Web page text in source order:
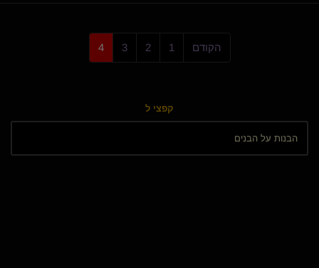
הקודם 1
2
3
4
קפצי ל